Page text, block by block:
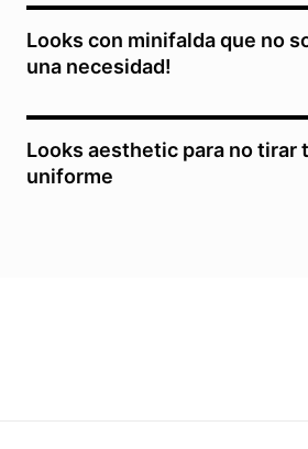
Looks con minifalda que no
una necesidad!
Looks aesthetic para no tirar
uniforme